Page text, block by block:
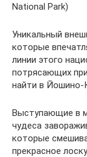
National Park)
Уникальный
которые
линии этого
потрясающих
найти в Йошино-
Выступающие в
чудеса
которые
прекрасное